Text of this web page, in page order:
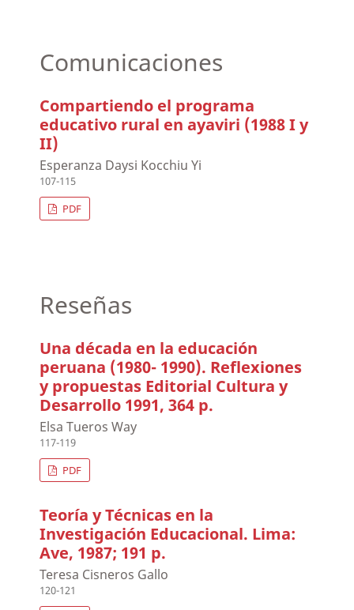
Comunicaciones
Compartiendo el programa
educativo rural en ayaviri (1988 I y
II)
Esperanza Daysi Kocchiu Yi
107-115
PDF
Reseñas
Una década en la educación
peruana (1980- 1990). Reflexiones
y propuestas Editorial Cultura y
Desarrollo 1991, 364 p.
Elsa Tueros Way
117-119
PDF
Teoría y Técnicas en la
Investigación Educacional. Lima:
Ave, 1987; 191 p.
Teresa Cisneros Gallo
120-121